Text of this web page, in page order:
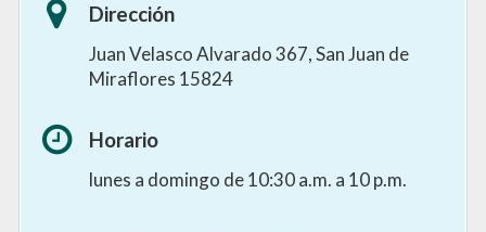
Dirección
Juan Velasco Alvarado 367, San Juan de
Miraflores 15824
Horario
lunes a domingo de 10:30 a.m. a 10 p.m.